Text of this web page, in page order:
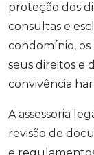
proteção dos
consultas e
condomínio, os
seus direitos e
convivência
A assessoria
revisão de